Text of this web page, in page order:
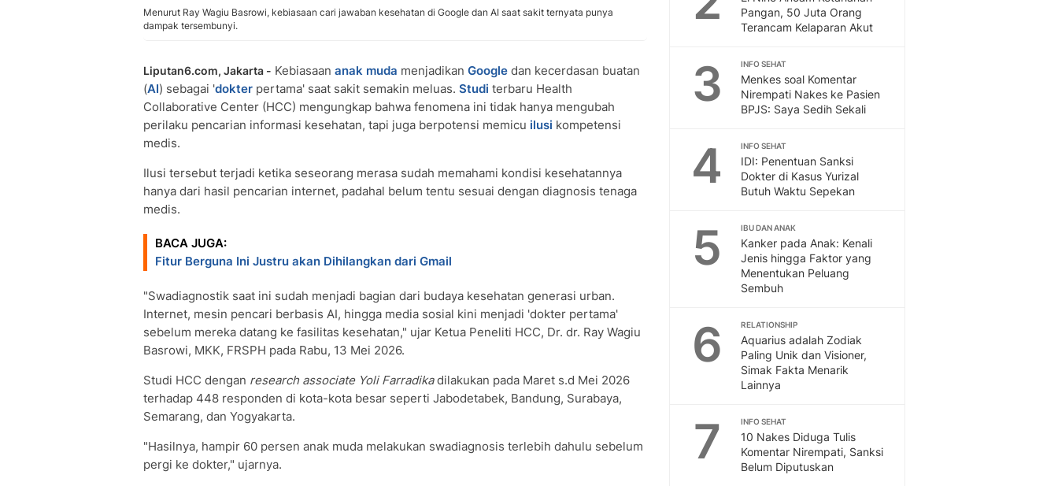
Menurut Ray Wagiu Basrowi, kebiasaan cari jawaban kesehatan di Google dan AI saat sakit ternyata punya
dampak tersembunyi.
Liputan6.com, Jakarta - Kebiasaan anak muda menjadikan Google dan kecerdasan buatan
(AI) sebagai 'dokter pertama' saat sakit semakin meluas. Studi terbaru Health
Collaborative Center (HCC) mengungkap bahwa fenomena ini tidak hanya mengubah
perilaku pencarian informasi kesehatan, tapi juga berpotensi memicu ilusi kompetensi
medis.
Ilusi tersebut terjadi ketika seseorang merasa sudah memahami kondisi kesehatannya
hanya dari hasil pencarian internet, padahal belum tentu sesuai dengan diagnosis tenaga
medis.
BACA JUGA:
Fitur Berguna Ini Justru akan Dihilangkan dari Gmail
"Swadiagnostik saat ini sudah menjadi bagian dari budaya kesehatan generasi urban.
Internet, mesin pencari berbasis AI, hingga media sosial kini menjadi 'dokter pertama'
sebelum mereka datang ke fasilitas kesehatan," ujar Ketua Peneliti HCC, Dr. dr. Ray Wagiu
Basrowi, MKK, FRSPH pada Rabu, 13 Mei 2026.
Studi HCC dengan research associate Yoli Farradikadilakukan pada Maret s.d Mei 2026
terhadap 448 responden di kota-kota besar seperti Jabodetabek, Bandung, Surabaya,
Semarang, dan Yogyakarta.
"Hasilnya, hampir 60 persen anak muda melakukan swadiagnosis terlebih dahulu sebelum
pergi ke dokter," ujarnya.
Pangan, 50 Juta Orang
Terancam Kelaparan Akut
3 INFO SEHAT
Menkes soal Komentar
Nirempati Nakes ke Pasien
BPJS: Saya Sedih Sekali
4 INFO SEHAT
IDI: Penentuan Sanksi
Dokter di Kasus Yurizal
Butuh Waktu Sepekan
5 IBU DAN ANAK
Kanker pada Anak: Kenali
Jenis hingga Faktor yang
Menentukan Peluang
Sembuh
6 RELATIONSHIP
Aquarius adalah Zodiak
Paling Unik dan Visioner,
Simak Fakta Menarik
Lainnya
7 INFO SEHAT
10 Nakes Diduga Tulis
Komentar Nirempati, Sanksi
Belum Diputuskan